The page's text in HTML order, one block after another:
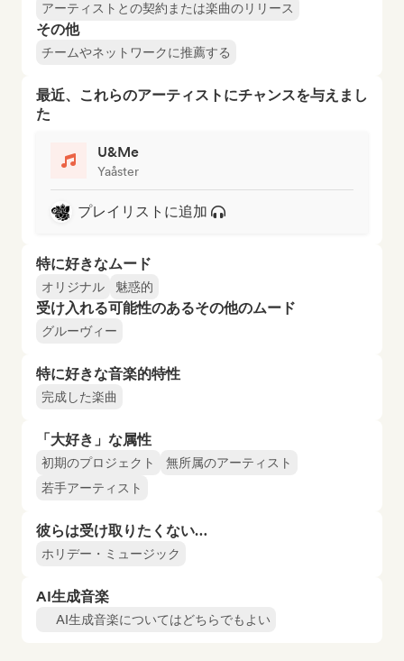
アーティストとの契約または楽曲のリリース
その他
チームやネットワークに推薦する
最近、これらのアーティストにチャンスを与えまし
た
U&Me
Yaåster
プレイリストに追加
特に好きなムード
オリジナル 魅惑的
受け入れる可能性のあるその他のムード
グルーヴィー
特に好きな音楽的特性
完成した楽曲
「大好き」な属性
初期のプロジェクト
無所属のアーティスト
若手アーティスト
彼らは受け取りたくない…
ホリデー・ミュージック
AI生成音楽
AI生成音楽についてはどちらでもよい